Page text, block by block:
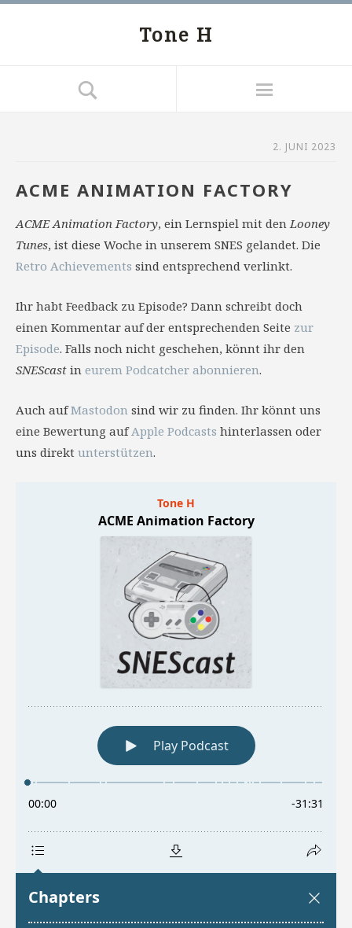
Tone H
2. JUNI 2023
ACME ANIMATION FACTORY
ACME Animation Factory, ein Lernspiel mit denLooney
Tunes, ist diese Woche in unserem SNES gelandet. Die
Retro Achievements sind entsprechend verlinkt.
Ihr habt Feedback zu Episode? Dann schreibt doch
einen Kommentar auf der entsprechenden Seite zur
Episode. Falls noch nicht geschehen, könnt ihr den
SNEScast in eurem Podcatcher abonnieren.
Auch aufMastodon sind wir zu finden. Ihr könnt uns
eine Bewertung aufApple Podcasts hinterlassen oder
uns direkt unterstützen.